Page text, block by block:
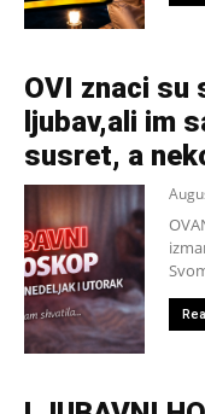
OVI znaci su
ljubav,ali im
susret, a